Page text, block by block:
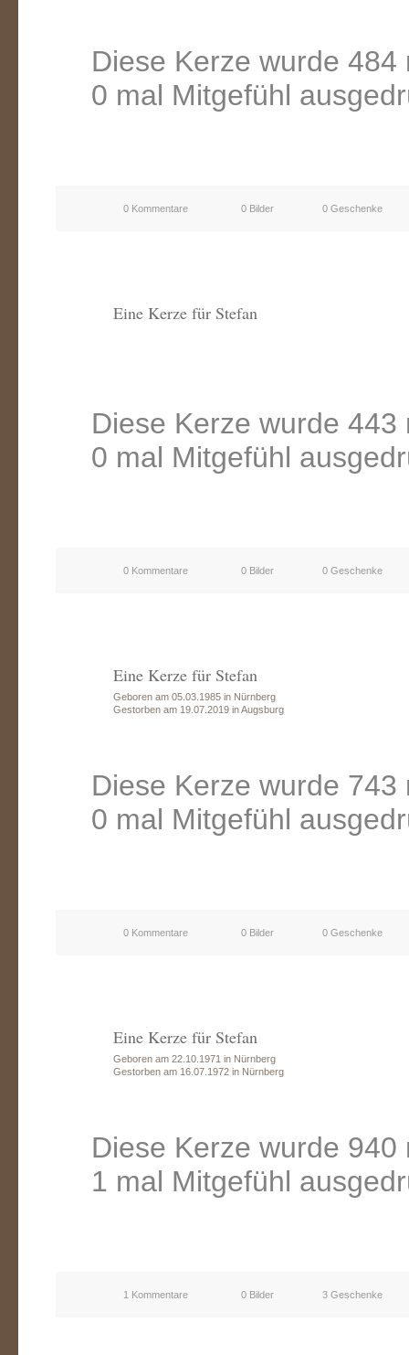
Diese Kerze wurde
0 mal Mitgefühl
0 Kommentare 0 Bilder 0 Geschenke
Eine Kerze für Stefan
Diese Kerze wurde
0 mal Mitgefühl
0 Kommentare 0 Bilder 0 Geschenke
Eine Kerze für Stefan
Geboren am 05.03.1985 in Nürnberg
Gestorben am 19.07.2019 in Augsburg
Diese Kerze wurde
0 mal Mitgefühl
0 Kommentare 0 Bilder 0 Geschenke
Eine Kerze für Stefan
Geboren am 22.10.1971 in Nürnberg
Gestorben am 16.07.1972 in Nürnberg
Diese Kerze wurde
1 mal Mitgefühl
1 Kommentare 0 Bilder 3 Geschenke